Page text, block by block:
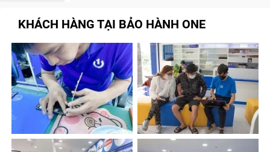
Được tư vấn miễn phí
Có thể tham khảo giá trước trên website
Sản phẩm thay thế chất lượng cao
Sửa chữa Quận 1 an toàn - công nghệ kỹ thuật
hiện đại
Có nhiều hệ thống trên toàn Thành phố Hồ Chí
Minh
KHÁCH HÀNG TẠI BẢO HÀNH ONE